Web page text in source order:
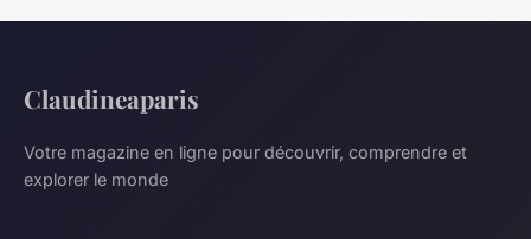
Claudineaparis
Votre magazine en ligne pour découvrir, comprendre et
explorer le monde